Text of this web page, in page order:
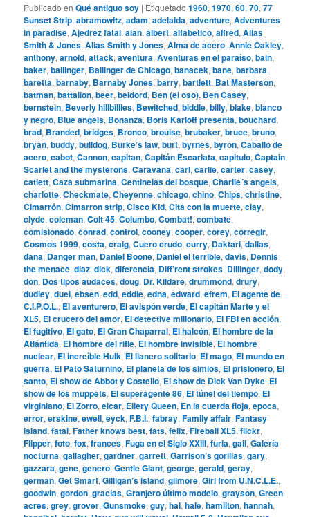
Publicado en Qué antiguo soy | Etiquetado 1960,1970,60,70,77
Sunset Strip,abramowitz,adam,adelaida,adventure,Adventures
in paradise,Ajedrez fatal,alan,albert,alfabetico,alfred,Alias
Smith & Jones,Alias Smith y Jones,Alma de acero,Annie Oakley,
anthony,arnold,attack,aventura,Aventuras en el paraíso,bain,
baker,ballinger, Ballinger de Chicago,banacek,bane,barbara,
baretta,barnaby, Barnaby Jones,barry,bartlett, Bat Masterson,
batman,battalion,beer,beldord, Ben (el oso), Ben Casey,
bernstein, Beverly hillbillies, Bewitched,biddle,billy,blake,blanco
y negro, Blue angels, Bonanza, Boris Karloff presenta,bouchard,
brad, Branded,bridges, Bronco,brouise,brubaker,bruce,bruno,
bryan,buddy,bulldog, Burke’s law,burt,byrnes,byron,Caballo de
acero,cabot,Cannon,capitan,Capitán Escarlata,capitulo,Captain
Scarlet and the mysterons,Caravana,carl,carlie,carter,casey,
catlett,Caza submarina,Centinelas del bosque,Charlie´s angels,
charlotte,Checkmate,Cheyenne,chicago,chino,Chips,christine,
Cimarrón,Cimarron strip,Cisco Kid,Cita con la muerte,clay,
clyde,coleman,Colt 45,Columbo,Combat!,combate,
comisionado,conrad,control,cooney,cooper,corey,corregir,
Cosmos 1999,costa,craig,Cuero crudo,curry, Daktari,dallas,
dana, Danger man, Daniel Boone, Daniel el terrible,davis, Dennis
the menace,diaz,dick,diferencia, Diff’rent strokes, Dillinger,dody,
don, Dos tipos audaces,doug, Dr. Kildare,drummond,drury,
dudley,duel,ebsen,edd,eddie,edna,edward,efrem, El agente de
C.I.P.O.L., El aventurero, El avispón verde, El capitán Marte y el
XL5, El crucero del amor, El detective millonario, El FBI en acción,
El fugitivo, El gato, El Gran Chaparral, El halcón, El hombre de la
Atlántida, El hombre del rifle, El hombre invisible, El hombre
nuclear, El increíble Hulk, El llanero solitario, El mago, El mundo en
guerra, El Pato Saturnino, El planeta de los simios, El prisionero, El
santo, El show de Abbot y Costello, El show de Dick Van Dyke, El
show de los muppets, El superagente 86, El túnel del tiempo, El
virginiano, El Zorro,elcar, Ellery Queen, En la cuerda floja,epoca,
error,erskine,ewell,eyck,F.B.I.,fabray,Family affair,Fantasy
island,fatal,Father knows best,fats,felix,Fireball XL5,flickr,
Flipper,foto,fox,frances,Fuga en el Siglo XXIII,furia,gail,Galería
nocturna,gallagher,gardner,garrett,Garrison’s gorillas,gary,
gazzara,gene,genero,Gentle Giant,george,gerald,geray,
german,Get Smart,Gilligan’s island,gilmore,Girl from U.N.C.L.E.,
goodwin,gordon,gracias,Granjero último modelo,grayson,Green
acres,grey,grover,Gunsmoke,guy,hal,hale,hamilton,hannah,